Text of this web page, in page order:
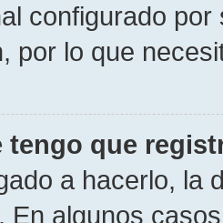
configurado
por lo que
tengo que
a hacerlo, la
En algunos